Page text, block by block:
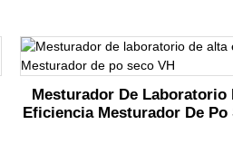
Mesturador De Laboratorio
Eficiencia Mesturador De Po